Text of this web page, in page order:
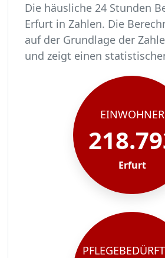
Die häusliche 24 Stunden
Erfurt in Zahlen. Die
auf der Grundlage der
und zeigt einen
In Erfurt leben rund 218793
Von diesen 218793
Ca. 2135 dieser
Der Großteil der
EINWOHNER
Erfurt